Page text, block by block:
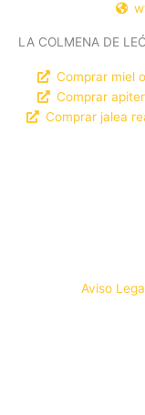
LA COLMENA DE
Comprar miel
Comprar
Comprar jalea
Aviso